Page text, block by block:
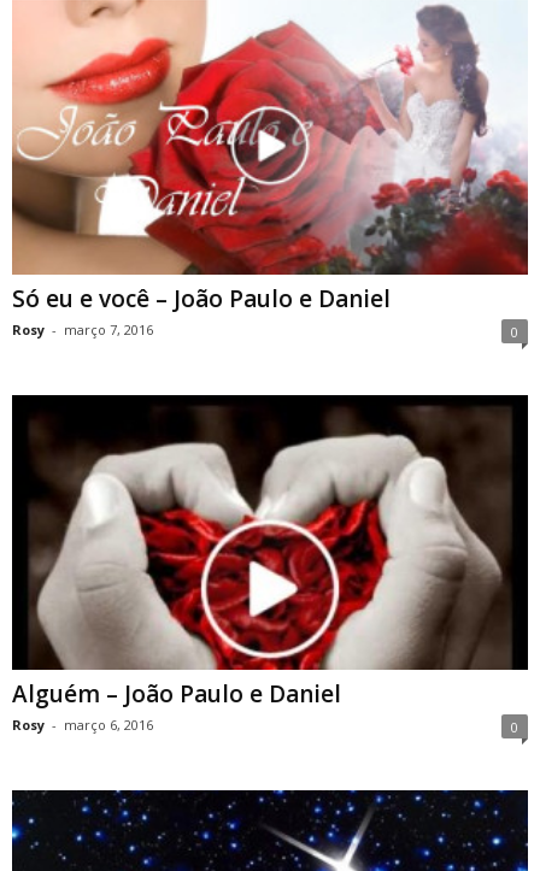
Só eu e você – João Paulo e Daniel
Rosy - março 7, 2016 0
Alguém – João Paulo e Daniel
Rosy - março 6, 2016 0